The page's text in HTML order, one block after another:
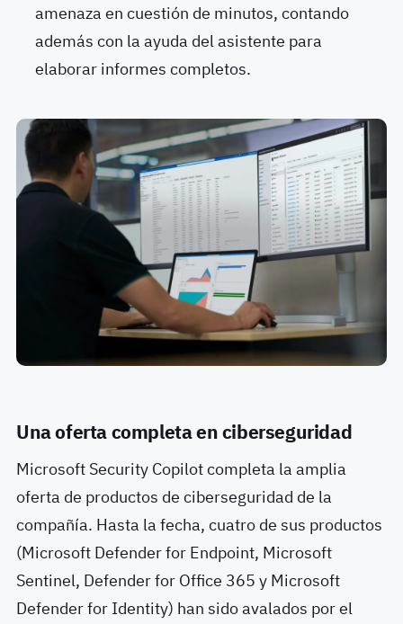
amenaza en cuestión de minutos, contando
además con la ayuda del asistente para
elaborar informes completos.
Una oferta completa en ciberseguridad
Microsoft Security Copilot completa la amplia
oferta de productos de ciberseguridad de la
compañía. Hasta la fecha, cuatro de sus productos
(Microsoft Defender for Endpoint, Microsoft
Sentinel, Defender for Office 365 y Microsoft
Defender for Identity) han sido avalados por el